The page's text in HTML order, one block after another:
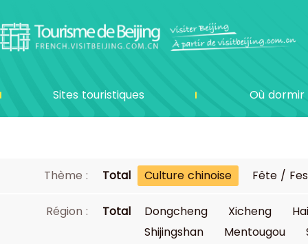
Sites touristiques Où dormir
Thème : Total Culture chinoise Fête /
Région : Total Dongcheng Xicheng
Shijingshan
Mentougou